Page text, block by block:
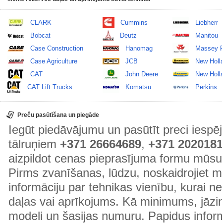
CLARK
Bobcat
Case Construction
Case Agriculture
CAT
CAT Lift Trucks
Cummins
Deutz
Hanomag
JCB
John Deere
Komatsu
Liebherr
Manitou
Massey
New
New
Perkins
Preču pasūtīšana un piegāde
Iegūt piedāvājumu un pasūtīt preci
tālruņiem +371 26664689, +371
aizpildot cenas pieprasījuma formu
Pirms zvanīšanas, lūdzu, noskaidrojiet
informāciju par tehnikas vienību, kurai
daļas vai aprīkojums. Kā minimums,
modeli un šasijas numuru. Papidus